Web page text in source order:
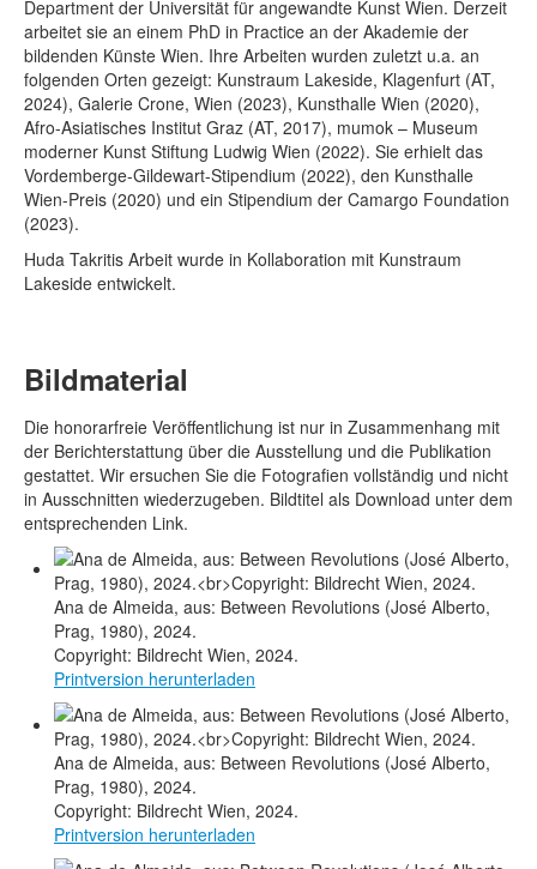
Department der Universität für angewandte Kunst Wien. Derzeit
arbeitet sie an einem PhD in Practice an der Akademie der
bildenden Künste Wien. Ihre Arbeiten wurden zuletzt u.a. an
folgenden Orten gezeigt: Kunstraum Lakeside, Klagenfurt (AT,
2024), Galerie Crone, Wien (2023), Kunsthalle Wien (2020),
Afro-Asiatisches Institut Graz (AT, 2017), mumok – Museum
moderner Kunst Stiftung Ludwig Wien (2022). Sie erhielt das
Vordemberge-Gildewart-Stipendium (2022), den Kunsthalle
Wien-Preis (2020) und ein Stipendium der Camargo Foundation
(2023).
Huda Takritis Arbeit wurde in Kollaboration mit Kunstraum
Lakeside entwickelt.
Bildmaterial
Die honorarfreie Veröffentlichung ist nur in Zusammenhang mit
der Berichterstattung über die Ausstellung und die Publikation
gestattet. Wir ersuchen Sie die Fotografien vollständig und nicht
in Ausschnitten wiederzugeben. Bildtitel als Download unter dem
entsprechenden Link.
Ana de Almeida, aus: Between Revolutions (José Alberto,
Prag, 1980), 2024.
Copyright: Bildrecht Wien, 2024.
Printversion herunterladen
Ana de Almeida, aus: Between Revolutions (José Alberto,
Prag, 1980), 2024.
Copyright: Bildrecht Wien, 2024.
Printversion herunterladen